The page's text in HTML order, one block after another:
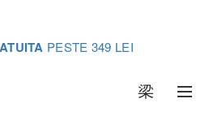
PESTE 349 LEI